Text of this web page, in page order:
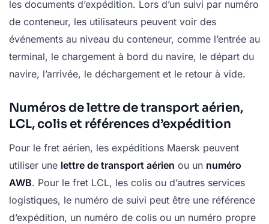
les documents d’expédition. Lors d’un suivi par numéro
de conteneur, les utilisateurs peuvent voir des
événements au niveau du conteneur, comme l’entrée au
terminal, le chargement à bord du navire, le départ du
navire, l’arrivée, le déchargement et le retour à vide.
Numéros de lettre de transport aérien,
LCL, colis et références d’expédition
Pour le fret aérien, les expéditions Maersk peuvent
utiliser une lettre de transport aérien ou un numéro
AWB. Pour le fret LCL, les colis ou d’autres services
logistiques, le numéro de suivi peut être une référence
d’expédition, un numéro de colis ou un numéro propre